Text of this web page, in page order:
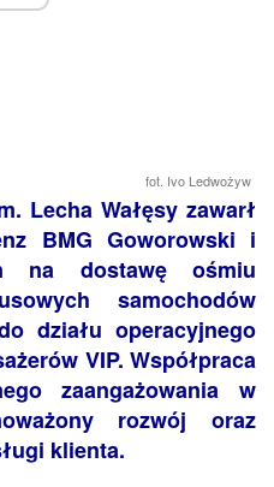
fot. Ivo Ledwożyw
Lecha Wałęsy zawarł
BMG Goworowski i
na dostawę ośmiu
samochodów
działu operacyjnego
VIP. Współpraca
zaangażowania w
rozwój oraz
klienta.